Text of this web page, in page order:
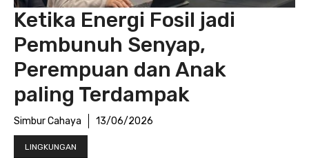
Ketika Energi Fosil jadi
Pembunuh Senyap,
Perempuan dan Anak
paling Terdampak
Simbur Cahaya 13/06/2026
LINGKUNGAN